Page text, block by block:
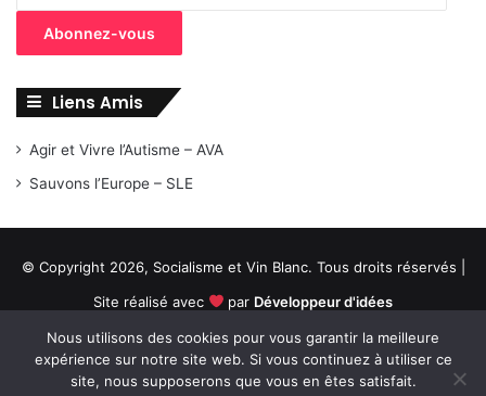
Abonnez-vous
Liens Amis
Agir et Vivre l’Autisme – AVA
Sauvons l’Europe – SLE
© Copyright 2026, Socialisme et Vin Blanc. Tous droits réservés |
Site réalisé avec
par Développeur d'idées
RSS X
Nous utilisons des cookies pour vous garantir la meilleure
expérience sur notre site web. Si vous continuez à utiliser ce
site, nous supposerons que vous en êtes satisfait.